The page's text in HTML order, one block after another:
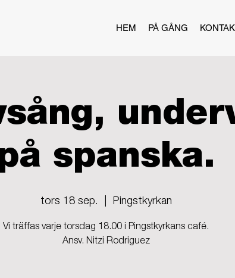
HEM PÅ GÅNG
spanska.
tors 18 sep. Pingstkyrkan
Vi träffas varje torsdag 18.00 i Pingstkyrkans café.
Ansv. Nitzi Rodriguez